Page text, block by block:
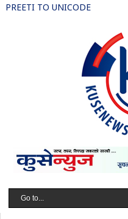
PREETI TO UNICODE